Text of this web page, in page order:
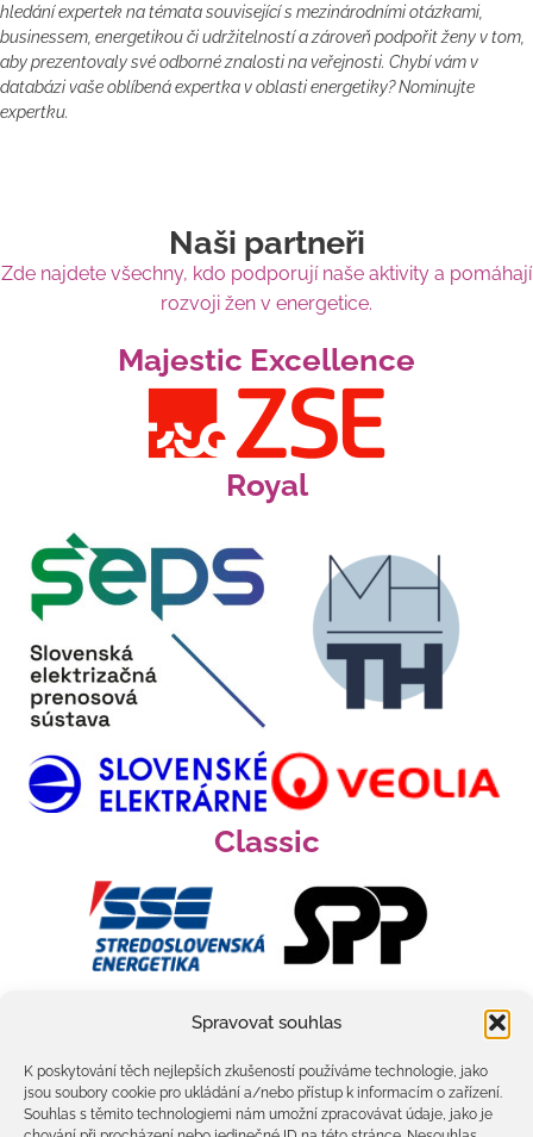
Spravovat souhlas
K poskytování těch nejlepších zkušeností používáme technologie, jako
jsou soubory cookie pro ukládání a/nebo přístup k informacím o zařízení.
Souhlas s těmito technologiemi nám umožní zpracovávat údaje, jako je
hledání expertek na témata související s mezinárodními otázkami,
businessem, energetikou či udržitelností a zároveň podpořit ženy v tom,
aby prezentovaly své odborné znalosti na veřejnosti. Chybí vám v
databázi vaše oblíbená expertka v oblasti energetiky? Nominujte
expertku.
Naši partneři
Zde najdete všechny, kdo podporují naše aktivity a pomáhají
rozvoji žen v energetice.
Majestic Excellence
Royal
Classic